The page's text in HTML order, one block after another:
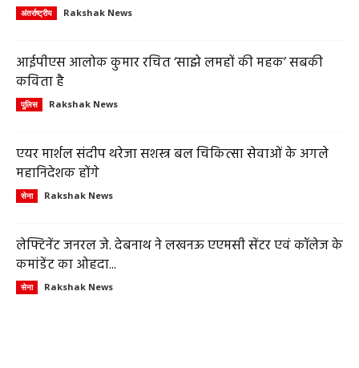
अंतर्राष्ट्रीय Rakshak News
आईपीएस आलोक कुमार रचित ‘साझे लमहों की महक’ सबकी
कविता है
पुलिस Rakshak News
एयर मार्शल संदीप थरेजा सशस्त्र बल चिकित्सा सेवाओं के अगले
महानिदेशक होंगे
सेना Rakshak News
लेफ्टिनेंट जनरल जे. देबनाथ ने लखनऊ एएमसी सेंटर एवं कॉलेज के
कमांडेंट का ओहदा...
सेना Rakshak News